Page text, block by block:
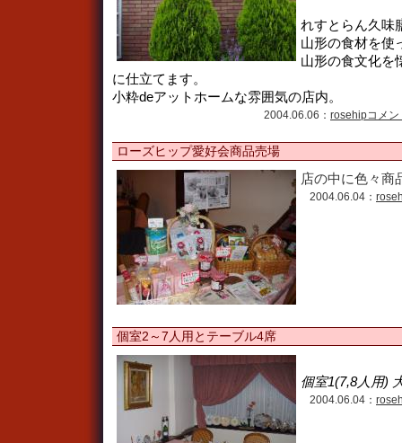
れすとらん久味
山形の食材を使
山形の食文化を
に仕立てます。
小粋deアットホームな雰囲気の店内。
2004.06.06： rosehipコメ
ローズヒップ愛好会商品売場
店の中に色々商
2004.06.04：
個室2～7人用とテーブル4席
個室1(7,8人用)
2004.06.04：